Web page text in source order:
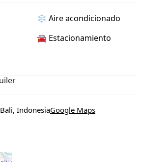
❄️ Aire acondicionado
🚘 Estacionamiento
IndonesiaGoogle Maps